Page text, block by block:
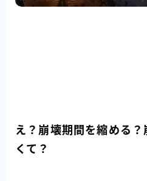
え？崩壊期間を縮める
くて？